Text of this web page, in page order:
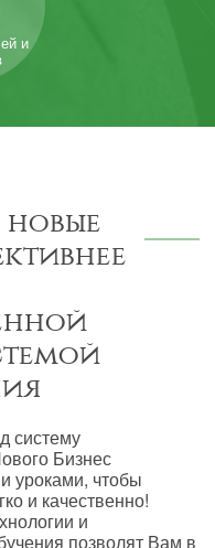
и
новые
систему
Бизнес
уроками, чтобы
и качественно!
и
позволят Вам в